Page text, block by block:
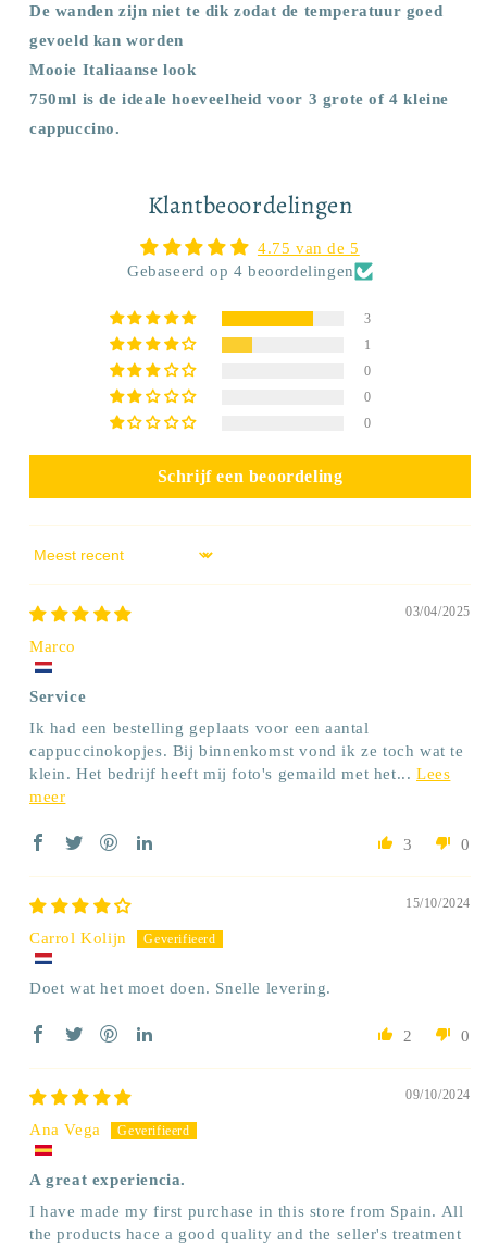
De wanden zijn niet te dik zodat de temperatuur goed
gevoeld kan worden
Mooie Italiaanse look
750ml is de ideale hoeveelheid voor 3 grote of 4 kleine
cappuccino.
Klantbeoordelingen
4.75 van de 5
Gebaseerd op 4 beoordelingen
3
1
0
0
0
Schrijf een beoordeling
Sort by
03/04/2025
Marco
Service
Ik had een bestelling geplaats voor een aantal
cappuccinokopjes. Bij binnenkomst vond ik ze toch wat te
klein. Het bedrijf heeft mij foto's gemaild met het...Lees
meer
3 0
15/10/2024
Carrol Kolijn
Doet wat het moet doen. Snelle levering.
2 0
09/10/2024
Ana Vega
A great experiencia.
I have made my first purchase in this store from Spain. All
the products hace a good quality and the seller's treatment